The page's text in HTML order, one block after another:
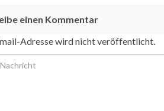
einen Kommentar
Adresse wird nicht veröffentlicht.